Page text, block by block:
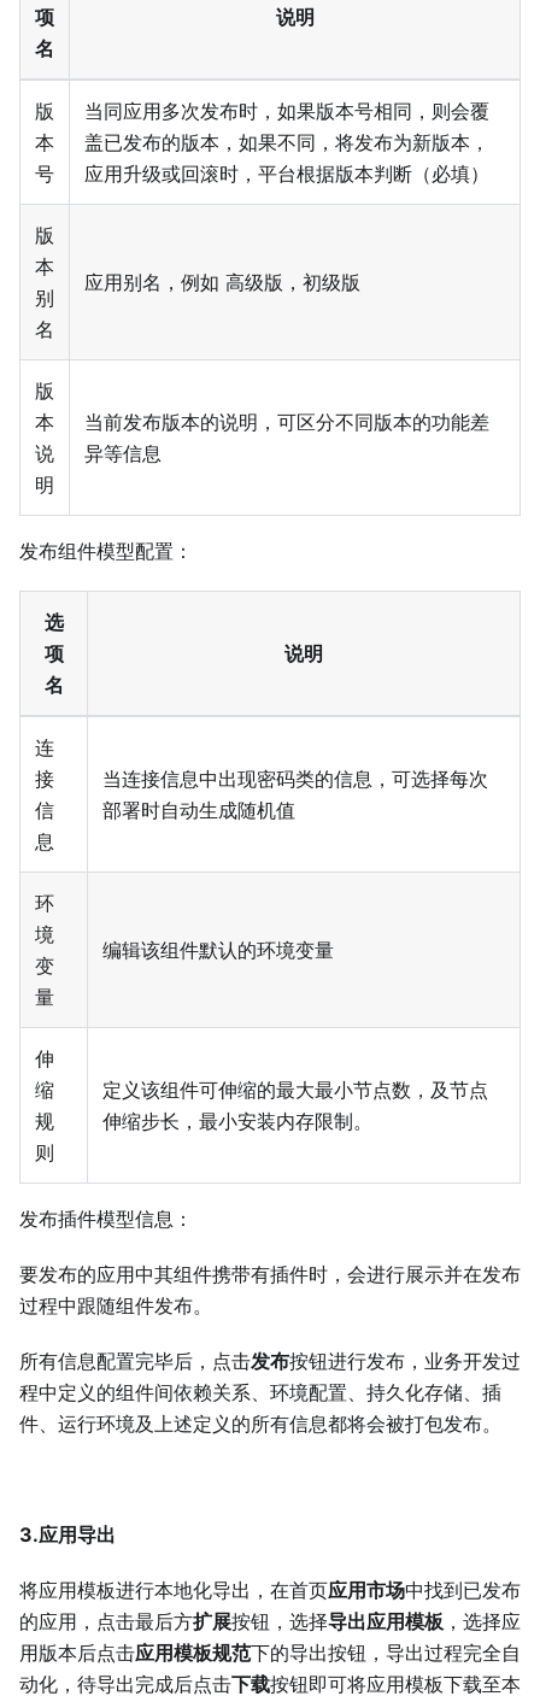
项
名
说明
版
本
号
当同应用多次发布时，如果版本号相同，则会覆
盖已发布的版本，如果不同，将发布为新版本，
应用升级或回滚时，平台根据版本判断（必填）
版
本
别
名
应用别名，例如 高级版，初级版
版
本
说
明
当前发布版本的说明，可区分不同版本的功能差
异等信息
发布组件模型配置：
选
项
名
说明
连
接
信
息
当连接信息中出现密码类的信息，可选择每次
部署时自动生成随机值
环
境
变
量
编辑该组件默认的环境变量
伸
缩
规
则
定义该组件可伸缩的最大最小节点数，及节点
伸缩步长，最小安装内存限制。
发布插件模型信息：
要发布的应用中其组件携带有插件时，会进行展示并在发布
过程中跟随组件发布。
所有信息配置完毕后，点击发布按钮进行发布，业务开发过
程中定义的组件间依赖关系、环境配置、持久化存储、插
件、运行环境及上述定义的所有信息都将会被打包发布。
3.应用导出
将应用模板进行本地化导出，在首页应用市场中找到已发布
的应用，点击最后方扩展按钮，选择导出应用模板 ，选择应
用版本后点击应用模板规范下的导出按钮，导出过程完全自
动化，待导出完成后点击下载按钮即可将应用模板下载至本